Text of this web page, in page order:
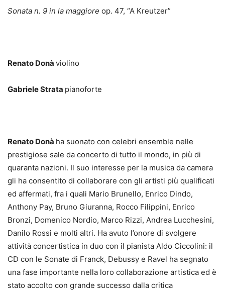
Sonata n. 9 in la maggiore op. 47, “A Kreutzer”
Renato Donà violino
Gabriele Strata pianoforte
Renato Donà ha suonato con celebri ensemble nelle
prestigiose sale da concerto di tutto il mondo, in più di
quaranta nazioni. Il suo interesse per la musica da camera
gli ha consentito di collaborare con gli artisti più qualificati
ed affermati, fra i quali Mario Brunello, Enrico Dindo,
Anthony Pay, Bruno Giuranna, Rocco Filippini, Enrico
Bronzi, Domenico Nordio, Marco Rizzi, Andrea Lucchesini,
Danilo Rossi e molti altri. Ha avuto l’onore di svolgere
attività concertistica in duo con il pianista Aldo Ciccolini: il
CD con le Sonate di Franck, Debussy e Ravel ha segnato
una fase importante nella loro collaborazione artistica ed è
stato accolto con grande successo dalla critica